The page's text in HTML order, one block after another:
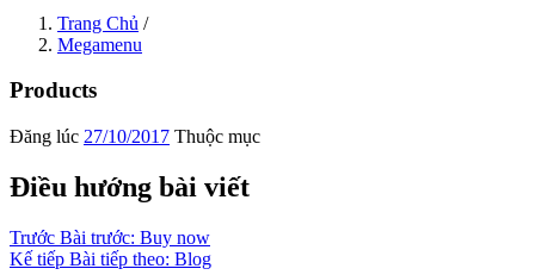
Trang Chủ /
Megamenu
Products
Đăng lúc 27/10/2017 Thuộc mục
Điều hướng bài viết
Trước Bài trước: Buy now
Kế tiếp Bài tiếp theo: Blog